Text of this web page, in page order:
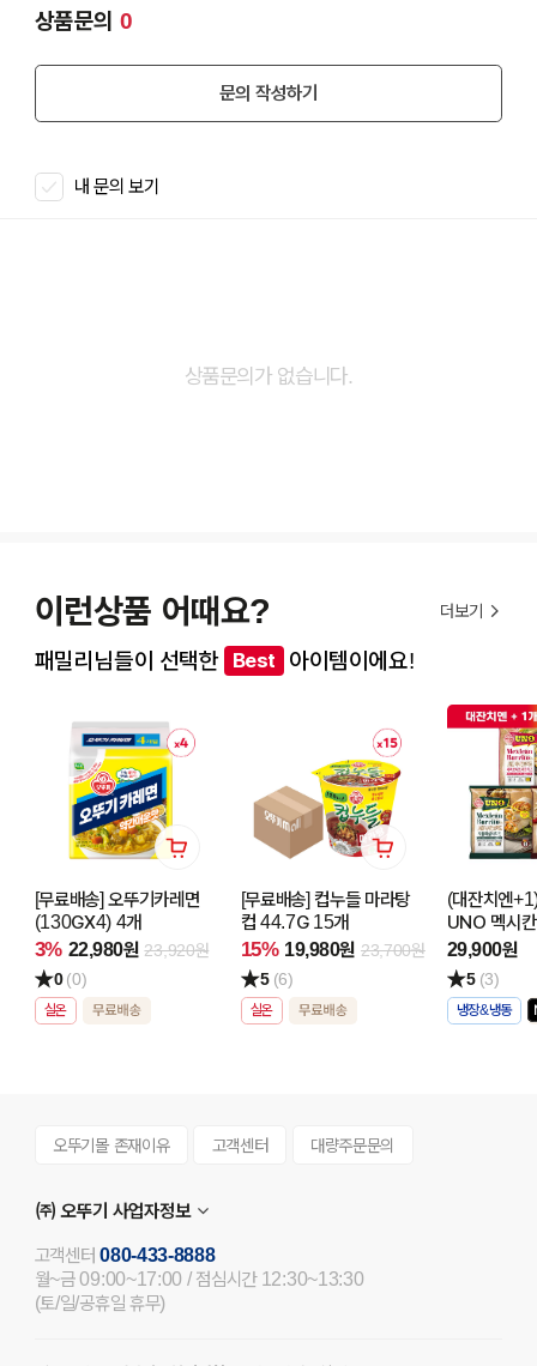
상품문의 0
문의 작성하기
내 문의 보기
상품문의가 없습니다.
이런상품 어때요? 더보기
패밀리님들이 선택한 Best 아이템이에요!
[무료배송] 오뚜기카레면
(130GX4) 4개
3% 22,980원 23,920원
0(0)
실온
[무료배송] 컵누들 마라탕
컵 44.7G 15개
15% 19,980원 23,700원
5 (6)
실온
(대잔치엔
UNO 멕시
(125GX3)
골라담기
(페퍼로니트
치폴레살사
29,900원
5 (3)
냉장&냉동
오뚜기몰 존재이유 고객센터 대량주문문의
㈜ 오뚜기 사업자정보
고객센터080-433-8888
월~금 09:00~17:00 / 점심시간 12:30~13:30
(토/일/공휴일 휴무)